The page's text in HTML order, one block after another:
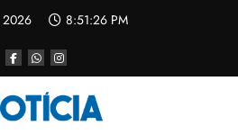
8:51:26 PM